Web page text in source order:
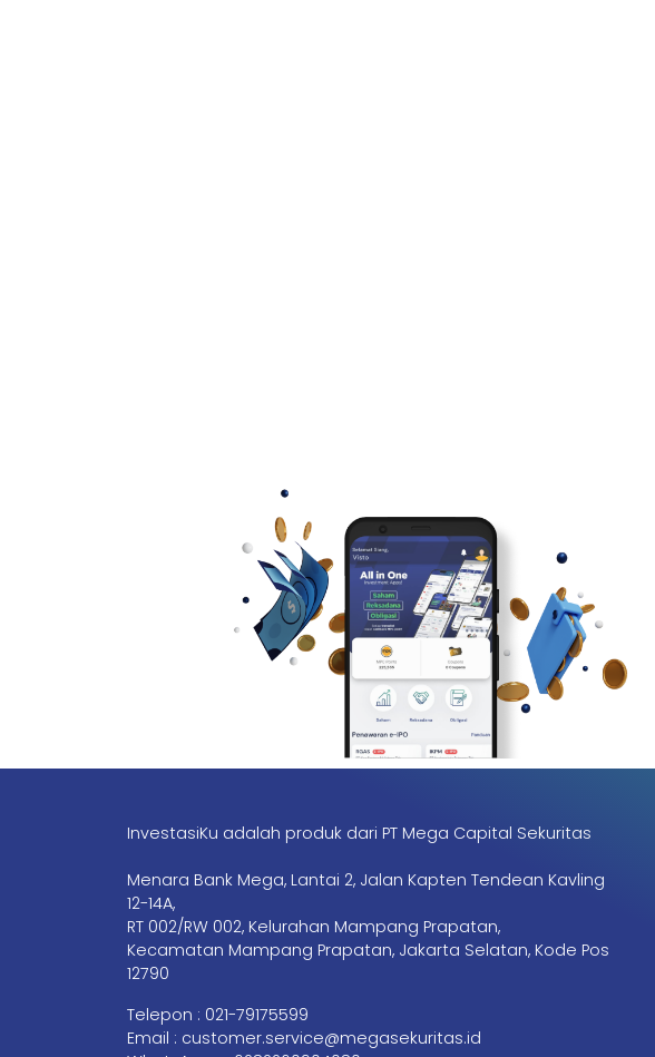
InvestasiKu adalah produk dari PT Mega Capital Sekuritas
Menara Bank Mega, Lantai 2, Jalan Kapten Tendean Kavling
12-14A,
RT 002/RW 002, Kelurahan Mampang Prapatan,
Kecamatan Mampang Prapatan, Jakarta Selatan, Kode Pos
12790
Telepon : 021-79175599
Email : customer.service@megasekuritas.id